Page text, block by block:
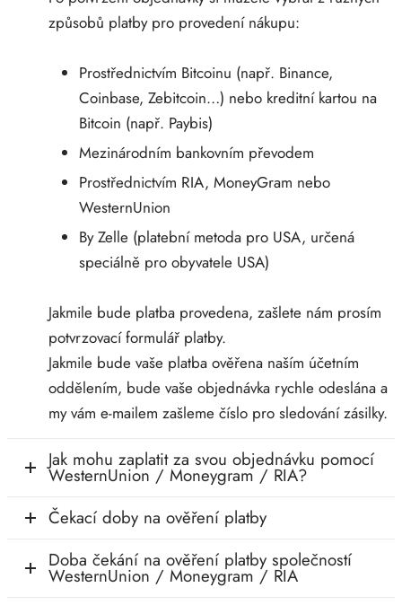
způsobů platby pro provedení nákupu:
Prostřednictvím Bitcoinu (např. Binance,
Coinbase, Zebitcoin…) nebo kreditní kartou na
Bitcoin (např. Paybis)
Mezinárodním bankovním převodem
Prostřednictvím RIA, MoneyGram nebo
WesternUnion
By Zelle (platební metoda pro USA, určená
speciálně pro obyvatele USA)
Jakmile bude platba provedena, zašlete nám prosím
potvrzovací formulář platby.
Jakmile bude vaše platba ověřena naším účetním
oddělením, bude vaše objednávka rychle odeslána a
my vám e-mailem zašleme číslo pro sledování zásilky.
Jak mohu zaplatit za svou objednávku pomocí
WesternUnion / Moneygram / RIA?
Čekací doby na ověření platby
Doba čekání na ověření platby společností
WesternUnion / Moneygram / RIA
PHARMA 🇪🇺🌍
/ GENETIC 🇪🇺
/ PHARMACOM INT. 🌍
(Stanozolol) Perorální